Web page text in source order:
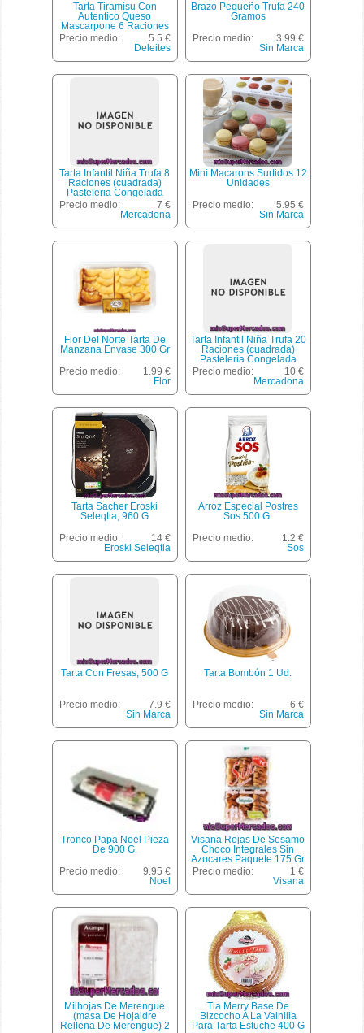
Tarta Tiramisu Con
Autentico Queso
Mascarpone 6 Raciones
(cuadrada) Pasteleria
Congelada Horno,
Precio medio:
5.5 €
Deleites
Brazo Pequeño Trufa 240
Gramos
Precio medio:
3.99 €
Sin Marca
Tarta Infantil Niña Trufa 8
Raciones (cuadrada)
Pasteleria Congelada
Horno, Mercadona, 1 U
750 G
Precio medio:
7 €
Mercadona
Mini Macarons Surtidos 12
Unidades
Precio medio:
5.95 €
Sin Marca
Flor Del Norte Tarta De
Manzana Envase 300 Gr
Precio medio:
1.99 €
Flor
Tarta Infantil Niña Trufa 20
Raciones (cuadrada)
Pasteleria Congelada
Horno *vuelta Al Cole*,
Mercadona, 1 U 1700 G
Precio medio:
10 €
Mercadona
Tarta Sacher Eroski
Seleqtia, 960 G
Precio medio:
14 €
Eroski Seleqtia
Arroz Especial Postres
Sos 500 G.
Precio medio:
1.2 €
Sos
Tarta Con Fresas, 500 G
Precio medio:
7.9 €
Sin Marca
Tarta Bombón 1 Ud.
Precio medio:
6 €
Sin Marca
Tronco Papa Noel Pieza
De 900 G.
Precio medio:
9.95 €
Noel
Visana Rejas De Sesamo
Choco Integrales Sin
Azucares Paquete 175 Gr
Precio medio:
1 €
Visana
Milhojas De Merengue
(masa De Hojaldre
Rellena De Merengue) 2
Tia Merry Base De
Bizcocho A La Vainilla
Para Tarta Estuche 400 G